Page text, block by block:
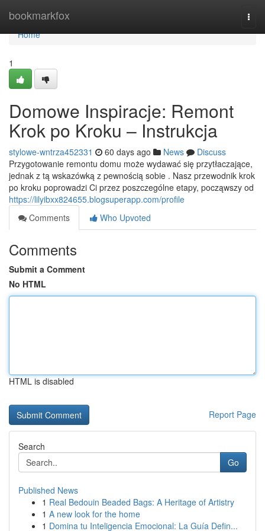
bookmarkfox
Home
Home
1
Domowe Inspiracje: Remont
Krok po Kroku – Instrukcja
stylowe-wntrza452331 60 days ago News
Discuss
Przygotowanie remontu domu może wydawać się przytłaczające,
jednak z tą wskazówką z pewnością sobie . Nasz przewodnik krok
po kroku poprowadzi Ci przez poszczególne etapy, począwszy od
https://lilyibxx824655.blogsuperapp.com/profile
Comments
Who Upvoted
Comments
Submit a Comment
No HTML
HTML is disabled
Report Page
Search
Go
Published News
1 Real Bedouin Beaded Bags: A Heritage of Artistry
1 A new look for the home
1 Domina tu Inteligencia Emocional: La Guía Defin...